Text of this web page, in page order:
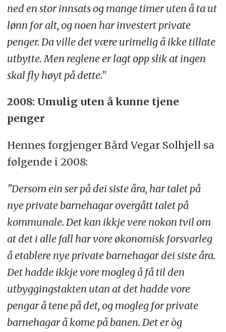
ned en stor innsats og mange timer uten å ta ut
lønn for alt, og noen har investert private
penger. Da ville det være urimelig å ikke tillate
utbytte. Men reglene er lagt opp slik at ingen
skal fly høyt på dette."
2008: Umulig uten å kunne tjene
penger
Hennes forgjenger Bård Vegar Solhjell sa
følgende i 2008:
"Dersom ein ser på dei siste åra, har talet på
nye private barnehagar overgått talet på
kommunale. Det kan ikkje vere nokon tvil om
at det i alle fall har vore økonomisk forsvarleg
å etablere nye private barnehagar dei siste åra.
Det hadde ikkje vore mogleg å få til den
utbyggingstakten utan at det hadde vore
pengar å tene på det, og mogleg for private
barnehagar å kome på banen. Det er òg